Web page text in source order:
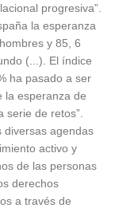
progresiva”.
la esperanza
y 85, 6
(...). El índice
ha pasado a ser
la esperanza de
de retos”.
diversas agendas
activo y
de las personas
derechos
a través de